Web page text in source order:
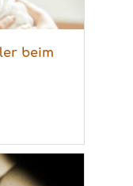
beim